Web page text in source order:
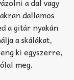
dallamos
a gitár nyakán
a skálákat,
ki egyszerre,
meg.